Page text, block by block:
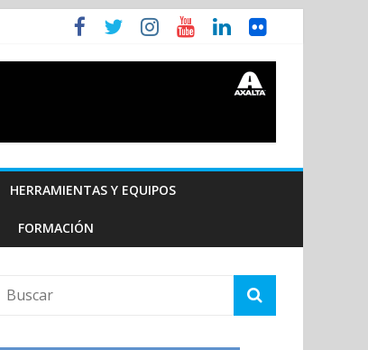
HERRAMIENTAS Y EQUIPOS
FORMACIÓN